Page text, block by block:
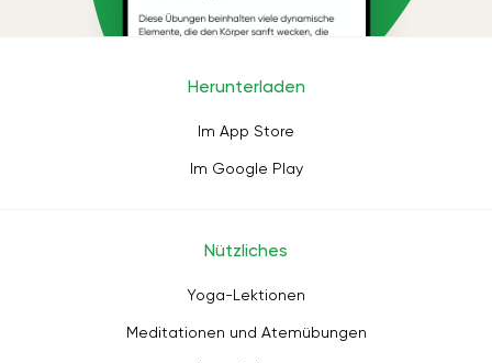
Herunterladen
Im App Store
Im Google Play
Nützliches
Yoga-Lektionen
Meditationen und Atemübungen